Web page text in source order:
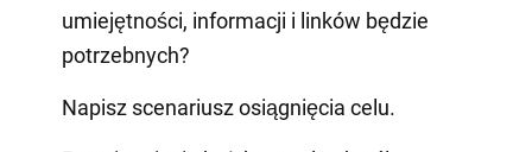
umiejętności, informacji i linków będzie
potrzebnych?
Napisz scenariusz osiągnięcia celu.